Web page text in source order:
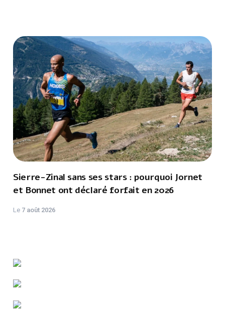
Sierre-Zinal sans ses stars : pourquoi Jornet
et Bonnet ont déclaré forfait en 2026
Le 7 août 2026